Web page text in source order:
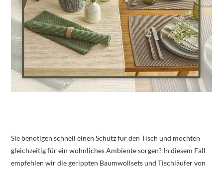
Sie benötigen schnell einen Schutz für den Tisch und möchten
gleichzeitig für ein wohnliches Ambiente sorgen? In diesem Fall
empfehlen wir die gerippten Baumwollsets und Tischläufer von